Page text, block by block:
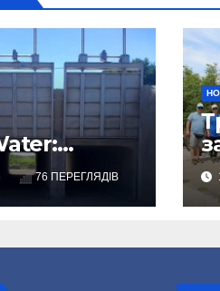
76 ПЕРЕГЛЯДІВ